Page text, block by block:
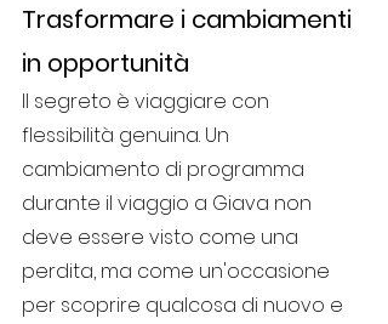
Trasformare i cambiamenti
in opportunità
Il segreto è viaggiare con
flessibilità genuina. Un
cambiamento di programma
durante il viaggio a Giava non
deve essere visto come una
perdita, ma come un'occasione
per scoprire qualcosa di nuovo e